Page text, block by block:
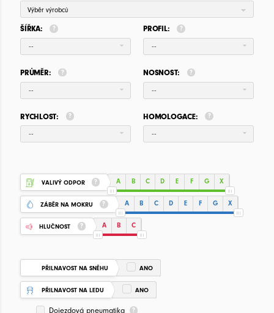
Výběr výrobců
ŠÍŘKA:
--
PROFIL:
--
PRŮMĚR:
--
NOSNOST:
--
RYCHLOST:
--
HOMOLOGACE:
--
VALIVÝ ODPOR A B C D E F G X
ZÁBĚR NA MOKRU A B C D E F G X
HLUČNOST A B C
PŘILNAVOST NA SNĚHU ANO
PŘILNAVOST NA LEDU ANO
Dojezdová pneumatika